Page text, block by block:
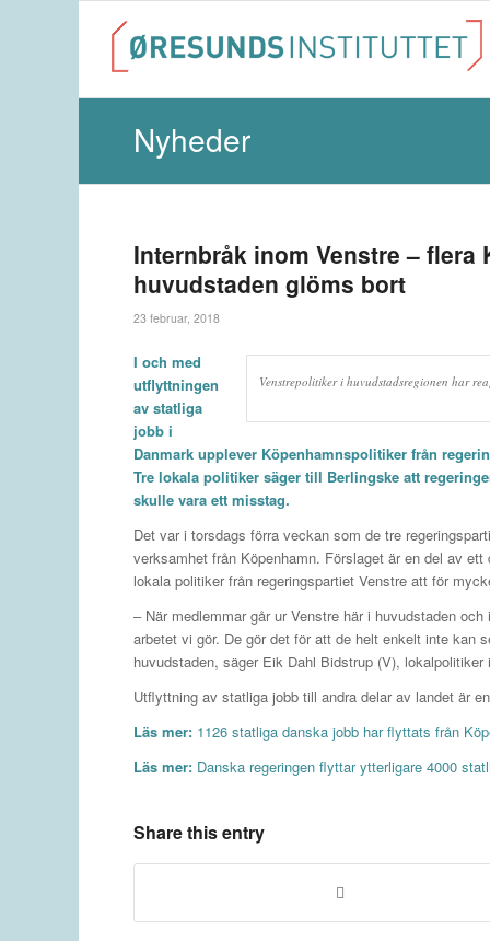
Nyheder
Internbråk inom Venstre –
huvudstaden glöms bort
23 februar, 2018
Venstrepolitiker i huvudstadsregionen har
I och med
utflyttningen
av statliga
jobb i
Danmark upplever Köpenhamnspolitiker från
Tre lokala politiker säger till Berlingske att
skulle vara ett misstag.
Det var i torsdags förra veckan som de tre
verksamhet från Köpenhamn. Förslaget är en del av
lokala politiker från regeringspartiet Venstre att för
– När medlemmar går ur Venstre här i huvudstaden
arbetet vi gör. De gör det för att de helt enkelt inte
huvudstaden, säger Eik Dahl Bidstrup (V),
Utflyttning av statliga jobb till andra delar av landet är
Läs mer: 1126 statliga danska jobb har flyttats från
Läs mer: Danska regeringen flyttar ytterligare 4000
Share this entry